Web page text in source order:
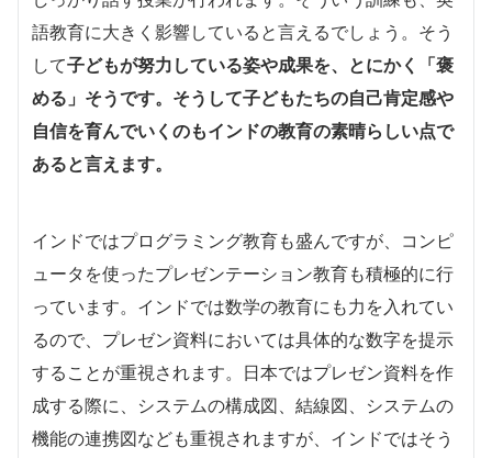
語教育に大きく影響していると言えるでしょう。そう
して子どもが努力している姿や成果を、とにかく「褒
める」そうです。そうして子どもたちの自己肯定感や
自信を育んでいくのもインドの教育の素晴らしい点で
あると言えます。
インドではプログラミング教育も盛んですが、コンピ
ュータを使ったプレゼンテーション教育も積極的に行
っています。インドでは数学の教育にも力を入れてい
るので、プレゼン資料においては具体的な数字を提示
することが重視されます。日本ではプレゼン資料を作
成する際に、システムの構成図、結線図、システムの
機能の連携図なども重視されますが、インドではそう